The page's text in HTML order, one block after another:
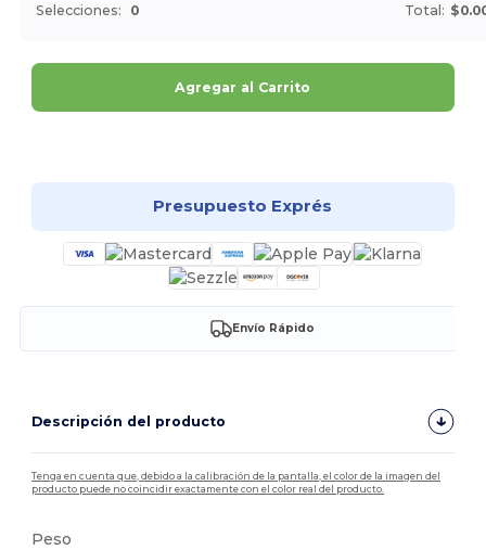
Selecciones: 0 Total:
Agregar al Carrito
Presupuesto Exprés
Envío Rápido
Descripción del producto
Tenga en cuenta que, debido a la calibración de la pantalla, el color de la imagen del
producto puede no coincidir exactamente con el color real del producto.
Peso